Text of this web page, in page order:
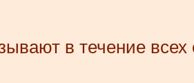
в течение всех